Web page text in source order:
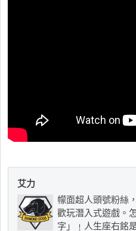
艾力
幪面超人頭號粉絲
歡玩潛入式遊戲。
字」﹗人生座右銘